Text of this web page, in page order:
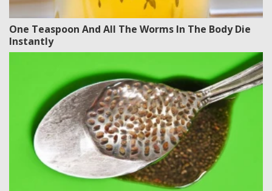
One Teaspoon And All The Worms In The Body Die
Instantly